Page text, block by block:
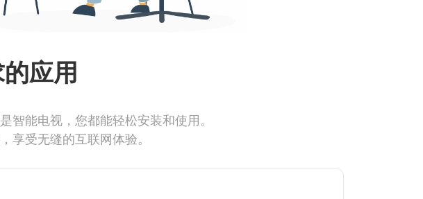
应用
能电视，您都能轻松安装和使用。
享受无缝的互联网体验。